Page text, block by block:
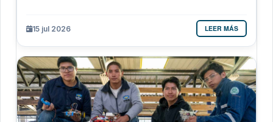
15 jul 2026 LEER MÁS